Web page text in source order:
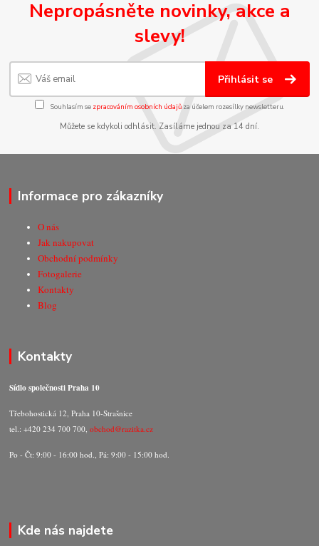
Nepropásněte novinky, akce a
slevy!
Přihlásit se
Souhlasím se zpracováním osobních údajůza účelem rozesílky newsletteru.
Můžete se kdykoli odhlásit. Zasíláme jednou za 14 dní.
Informace pro zákazníky
O nás
Jak nakupovat
Obchodní podmínky
Fotogalerie
Kontakty
Blog
Kontakty
Sídlo společnosti Praha 10
Třebohostická 12, Praha 10-Strašnice
tel.: +420 234 700 700,obchod@razitka.cz
Po - Čt: 9:00 - 16:00 hod., Pá: 9:00 - 15:00 hod.
Kde nás najdete